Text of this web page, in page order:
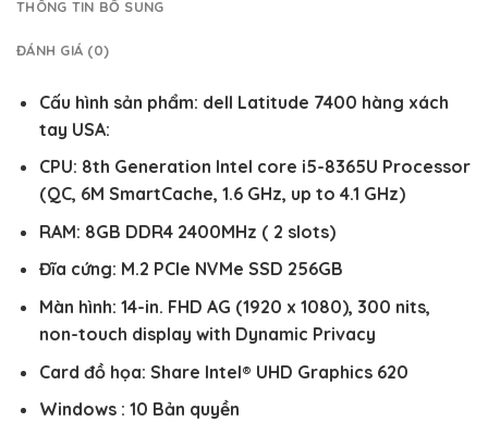
THÔNG TIN BỔ SUNG
ĐÁNH GIÁ (0)
Cấu hình sản phẩm: dell Latitude 7400 hàng xách
tay USA:
CPU: 8th Generation Intel core i5-8365U Processor
(QC, 6M SmartCache, 1.6 GHz, up to 4.1 GHz)
RAM: 8GB DDR4 2400MHz ( 2 slots)
Đĩa cứng: M.2 PCIe NVMe SSD 256GB
Màn hình: 14-in. FHD AG (1920 x 1080), 300 nits,
non-touch display with Dynamic Privacy
Card đồ họa: Share Intel® UHD Graphics 620
Windows : 10 Bản quyền